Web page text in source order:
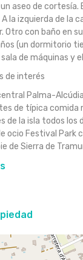
aseo de
la izquierda de la
Otro con baño en
(un dormitorio
de máquinas y
de interés
Palma-
de típica comida
de la isla todos los
ocio Festival Park
de Sierra de